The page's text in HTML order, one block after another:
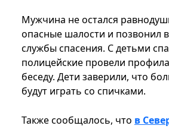
Мужчина не остался
опасные шалости и позвонил
службы спасения. С детьми
полицейские провели
беседу. Дети заверили, что
будут играть со спичками.
Также сообщалось, что в